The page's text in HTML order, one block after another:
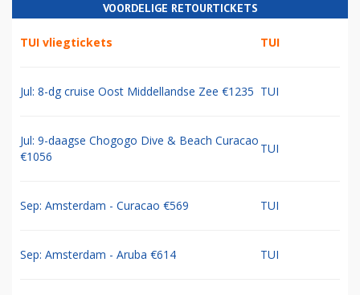
VOORDELIGE RETOURTICKETS
TUI vliegtickets TUI
Jul: 8-dg cruise Oost Middellandse Zee €1235 TUI
Jul: 9-daagse Chogogo Dive & Beach Curacao
€1056
TUI
Sep: Amsterdam - Curacao €569 TUI
Sep: Amsterdam - Aruba €614 TUI